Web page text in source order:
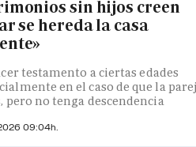
sin hijos creen
se hereda la casa
testamento a ciertas edades
en el caso de que la
pero no tenga descendencia
09:04h.